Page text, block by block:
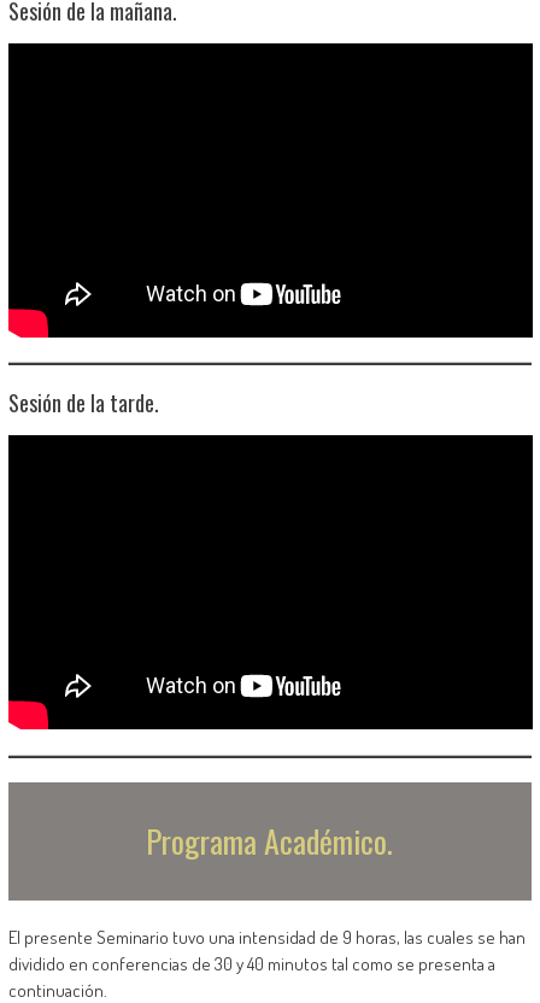
Sesión de la mañana.
Sesión de la tarde.
Programa Académico.
El presente Seminario tuvo una intensidad de 9 horas, las cuales se han
dividido en conferencias de 30 y 40 minutos tal como se presenta a
continuación.